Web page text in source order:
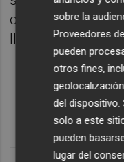
corriente plural,
llegando hasta
sobre la
Proveedores
pueden
otros fines,
del dispositivo.
solo a este
pueden
lugar del